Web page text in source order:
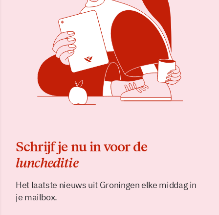
Schrijf je nu in voor de
luncheditie
Het laatste nieuws uit Groningen elke middag in
je mailbox.